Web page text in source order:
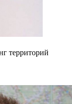
территорий